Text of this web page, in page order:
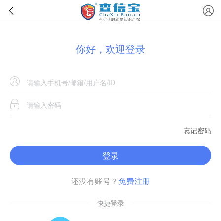
你好，欢迎登录
忘记密码
登录
还没有账号？ 免费注册
快捷登录